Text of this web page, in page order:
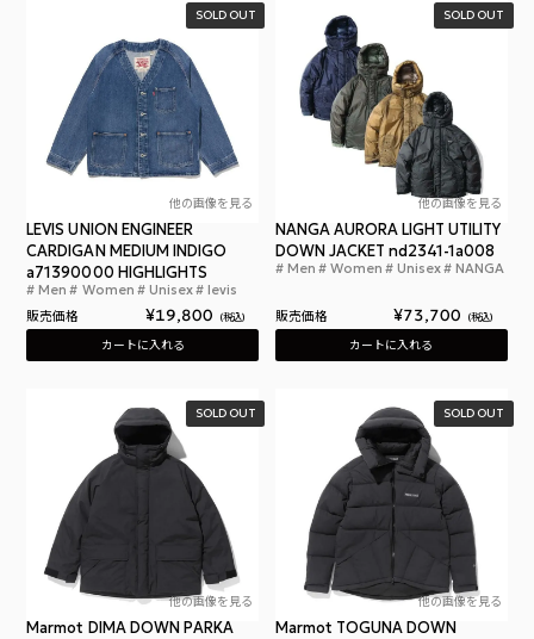
他の画像を見る
LEVIS UNION ENGINEER
CARDIGAN MEDIUM INDIGO
a71390000 HIGHLIGHTS
Men Women Unisex levis
販売価格 ¥19,800 税込
SOLD OUT
カートに入れる
他の画像を見る
NANGA AURORA LIGHT UTILITY
DOWN JACKET nd2341-1a008
Men Women Unisex NANGA
販売価格 ¥73,700 税込
SOLD OUT
カートに入れる
他の画像を見る
Marmot DIMA DOWN PARKA
SOLD OUT
他の画像を見る
Marmot TOGUNA DOWN
SOLD OUT